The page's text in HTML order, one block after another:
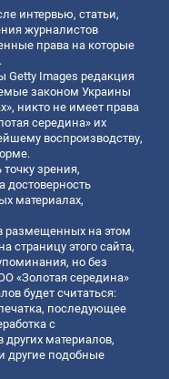
интервью, статьи,
журналистов
права на которые
Getty Images редакция
законом Украины
никто не имеет права
середина» их
воспроизводству,
зрения,
достоверность
материалах,
размещенных на этом
страницу этого сайта,
но без
«Золотая середина»
будет считаться:
последующее
с
материалов,
другие подобные